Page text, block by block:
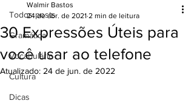
Todos posts
Gramática
Vocabulário
Cultura
Dicas
30 Expressões Úteis para
você usar ao telefone
Walmir Bastos
24 de abr. de 2021 2 min de leitura
Atualizado: 24 de jun. de 2022